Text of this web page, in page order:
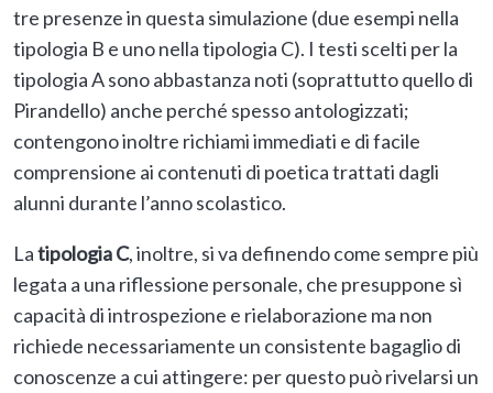
tre presenze in questa simulazione (due esempi nella
tipologia B e uno nella tipologia C). I testi scelti per la
tipologia A sono abbastanza noti (soprattutto quello di
Pirandello) anche perché spesso antologizzati;
contengono inoltre richiami immediati e di facile
comprensione ai contenuti di poetica trattati dagli
alunni durante l’anno scolastico.
Latipologia C, inoltre, si va definendo come sempre più
legata a una riflessione personale, che presuppone sì
capacità di introspezione e rielaborazione ma non
richiede necessariamente un consistente bagaglio di
conoscenze a cui attingere: per questo può rivelarsi un